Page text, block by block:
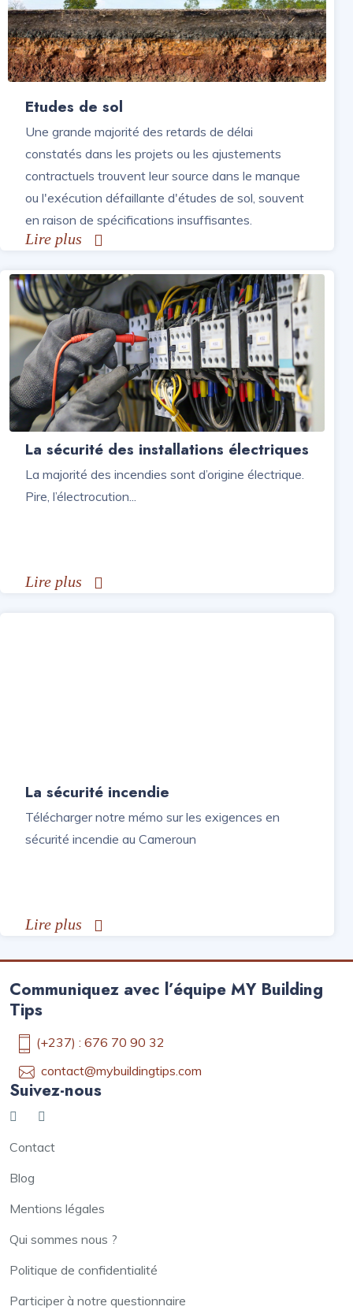
Etudes de sol
Une grande majorité des retards de délai
constatés dans les projets ou les ajustements
contractuels trouvent leur source dans le manque
ou l'exécution défaillante d'études de sol, souvent
en raison de spécifications insuffisantes.
Lire plus
La sécurité des installations électriques
La majorité des incendies sont d’origine électrique.
Pire, l’électrocution...
Lire plus
La sécurité incendie
Télécharger notre mémo sur les exigences en
sécurité incendie au Cameroun
Lire plus
Communiquez avec l’équipe MY Building
Tips
(+237) : 676 70 90 32
contact@mybuildingtips.com
Suivez-nous
Contact
Blog
Mentions légales
Qui sommes nous ?
Politique de confidentialité
Participer à notre questionnaire